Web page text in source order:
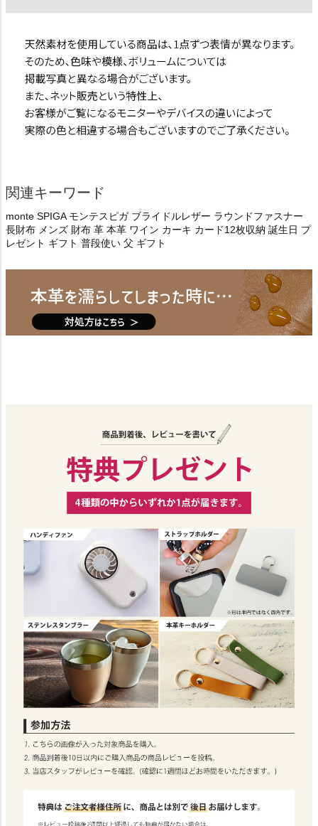
関連キーワード
monte SPIGA モンテスピガ ブライドルレザー ラウンドファスナー
長財布 メンズ 財布 革 本革 ワイン カーキ カード12枚収納 誕生日 プ
レゼント ギフト 普段使い 父 ギフト